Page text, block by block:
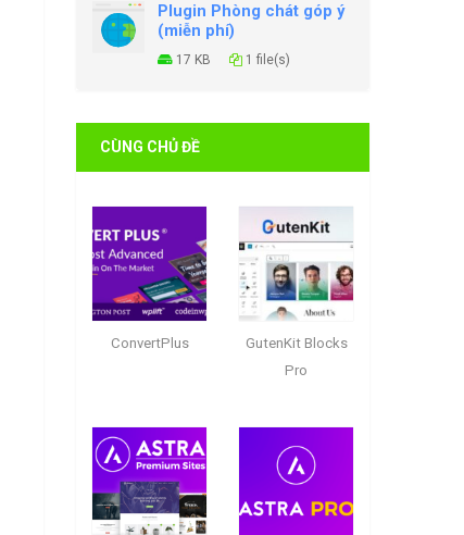
Plugin Phòng chát góp ý
(miễn phí)
17 KB 1 file(s)
CÙNG CHỦ ĐỀ
ConvertPlus
GutenKit Blocks
Pro